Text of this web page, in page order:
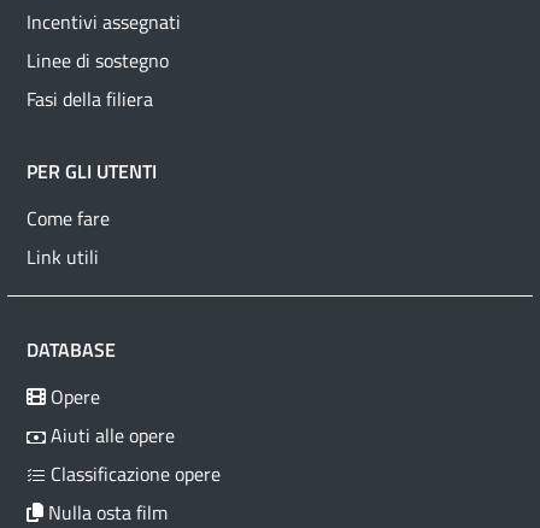
Incentivi assegnati
Linee di sostegno
Fasi della filiera
PER GLI UTENTI
Come fare
Link utili
DATABASE
Opere
Aiuti alle opere
Classificazione opere
Nulla osta film